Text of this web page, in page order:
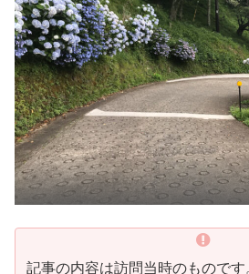
記事の内容は訪問当時のもので